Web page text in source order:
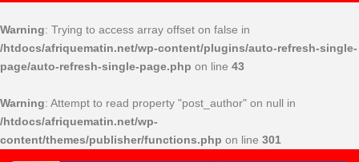
Warning: Trying to access array offset on false in
/htdocs/afriquematin.net/wp-content/plugins/auto-refresh-single-
page/auto-refresh-single-page.php on line 43
Warning: Attempt to read property "post_author" on null in
/htdocs/afriquematin.net/wp-
content/themes/publisher/functions.php on line 301